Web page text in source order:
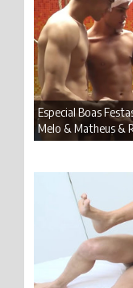
Especial Boas
Melo & Matheus &